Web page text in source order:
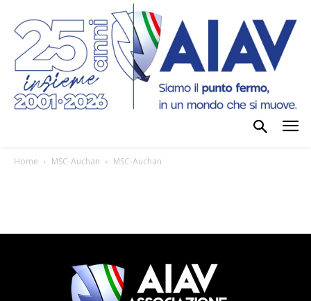
Home MSC-Auchan MSC-Auchan